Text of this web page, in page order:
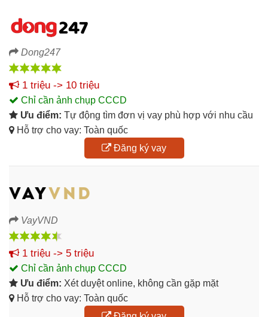
Dong247
1 triệu -> 10 triệu
Chỉ cần ảnh chụp CCCD
Ưu điểm: Tự động tìm đơn vị vay phù hợp với nhu cầu
Hỗ trợ cho vay: Toàn quốc
Đăng ký vay
VayVND
1 triệu -> 5 triệu
Chỉ cần ảnh chụp CCCD
Ưu điểm: Xét duyệt online, không cần gặp mặt
Hỗ trợ cho vay: Toàn quốc